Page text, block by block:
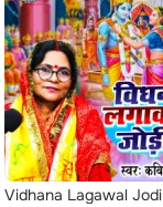
Vidhana Lagawal Jodi